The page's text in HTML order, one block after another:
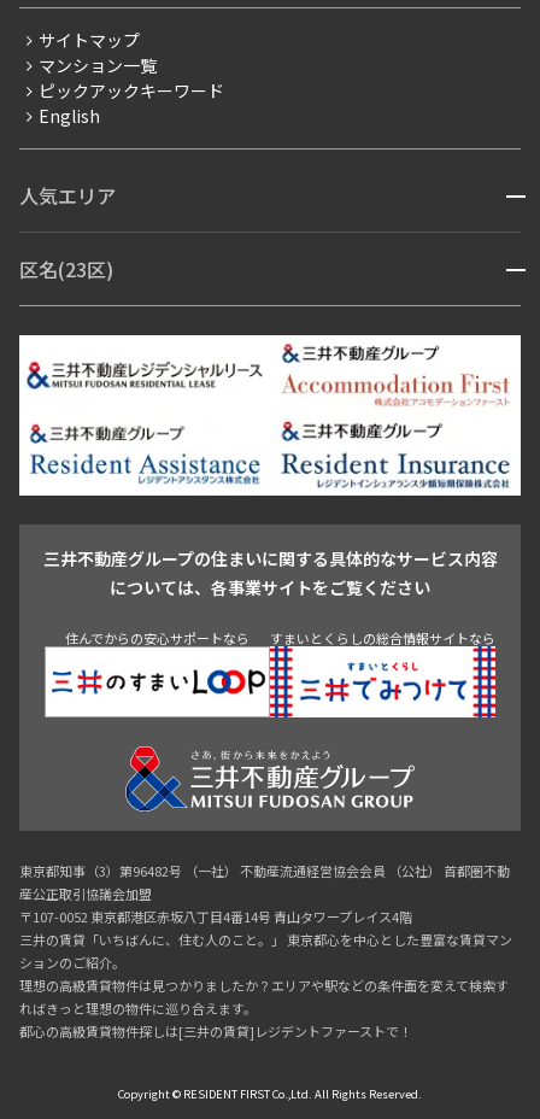
賃料改定
フリーレント
ペット可
ブランドマンション
サイトマップ
マンション一覧
ピックアックキーワード
English
人気エリア 開閉
青山・表参道・原宿
市ヶ谷・神楽坂・飯田橋
三田・芝・浜松町
芝浦・汐留・品川
月島・勝どき・豊洲
本郷・春日・小石川
目白・高田馬場・早稲田
池尻大橋・三軒茶屋
祐天寺・学芸大学・自由が丘
駒沢・用賀・二子玉川
成城・砧
池袋・板橋・王子
青山 渋谷 東京・大手町 新宿 品川
目黒・中目黒
区名(23区) 開閉
江東区 台東区 墨田区
中野区
豊島区
杉並区 板橋区 練馬区 荒川区
足立区
葛飾区
江戸川区
三井不動産グループの住まいに関する具体的なサービス内容
については、各事業サイトをご覧ください
住んでからの安心サポートなら すまいとくらしの総合情報サイトなら
東京都知事（3）第96482号 （一社） 不動産流通経営協会会員 （公社） 首都圏不動
産公正取引協議会加盟
〒107-0052 東京都港区赤坂八丁目4番14号 青山タワープレイス4階
三井の賃貸「いちばんに、住む人のこと。」 東京都心を中心とした豊富な賃貸マン
ションのご紹介。
理想の高級賃貸物件は見つかりましたか？エリアや駅などの条件面を変えて検索す
ればきっと理想の物件に巡り合えます。
都心の高級賃貸物件探しは[三井の賃貸]レジデントファーストで！
Copyright © RESIDENT FIRST Co.,Ltd. All Rights Reserved.